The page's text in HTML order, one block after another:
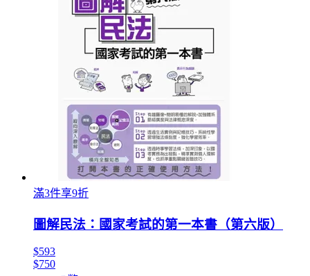
滿3件享9折
圖解民法：國家考試的第一本書（第六版）
$593
$750